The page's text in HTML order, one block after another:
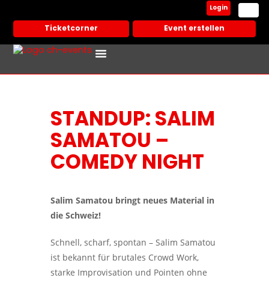
Ticketcorner Event erstellen
Login
STANDUP: SALIM
SAMATOU –
COMEDY NIGHT
Salim Samatou bringt neues Material in
die Schweiz!
Schnell, scharf, spontan – Salim Samatou
ist bekannt für brutales Crowd Work,
starke Improvisation und Pointen ohne